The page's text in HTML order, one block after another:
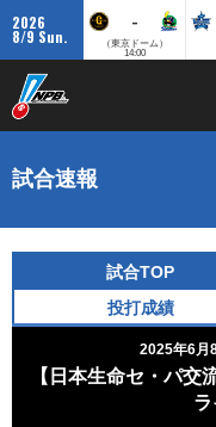
2026
8/9 Sun.
-
（東京ドーム）
14:00
試合速報
試合TOP
投打成績
2025年6月
【日本生命セ・パ交